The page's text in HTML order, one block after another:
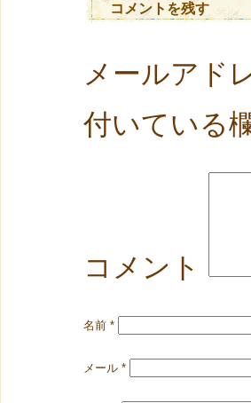
コメントを残す
メールアド
付いている
コメント
名前 *
メール *